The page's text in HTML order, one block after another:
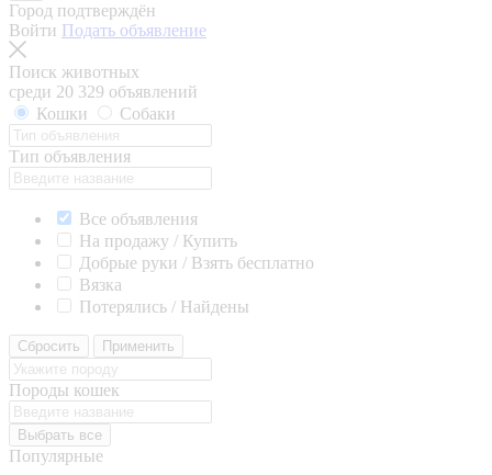
Город подтверждён
Войти Подать объявление
Поиск животных
среди 20 329 объявлений
Кошки
Собаки
Тип объявления
Все объявления
На продажу / Купить
Добрые руки / Взять бесплатно
Вязка
Потерялись / Найдены
Сбросить Применить
Породы кошек
Выбрать все
Популярные